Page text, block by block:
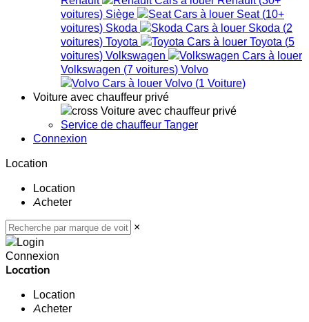
voitures) Siège Seat (10+
voitures) Skoda Skoda (2
voitures) Toyota Toyota (5
voitures) Volkswagen
Volkswagen (7 voitures) Volvo
Volvo (1 Voiture)
Voiture avec chauffeur privé
Voiture avec chauffeur privé
Service de chauffeur Tanger
Connexion
Location
Location
Acheter
×
Connexion
Location
Location
Acheter